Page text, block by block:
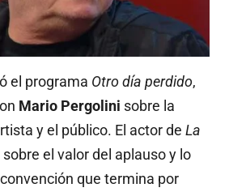
el programa Otro día perdido,
Mario Pergolini sobre la
y el público. El actor de La
el valor del aplauso y lo
que termina por